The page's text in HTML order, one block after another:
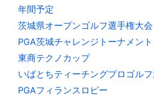
年間予定
茨城県オープンゴルフ選手権大会
PGA茨城チャレンジトーナメン
東商テクノカップ
いばとちティーチングプロゴル
PGAフィランスロピー